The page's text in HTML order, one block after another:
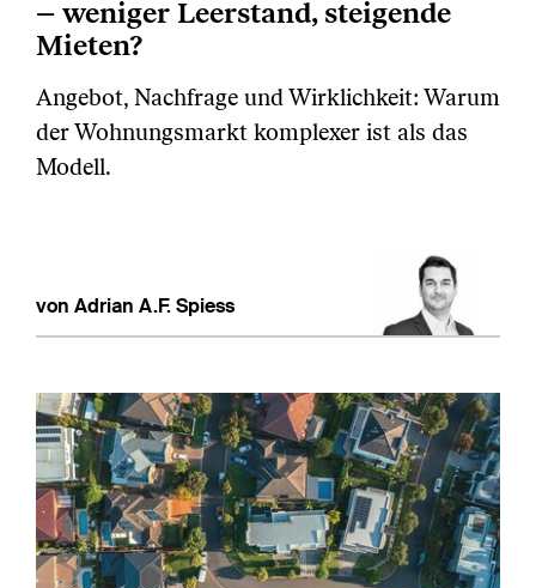
– weniger Leerstand, steigende
Mieten?
Angebot, Nachfrage und Wirklichkeit: Warum
der Wohnungsmarkt komplexer ist als das
Modell.
von Adrian A.F. Spiess